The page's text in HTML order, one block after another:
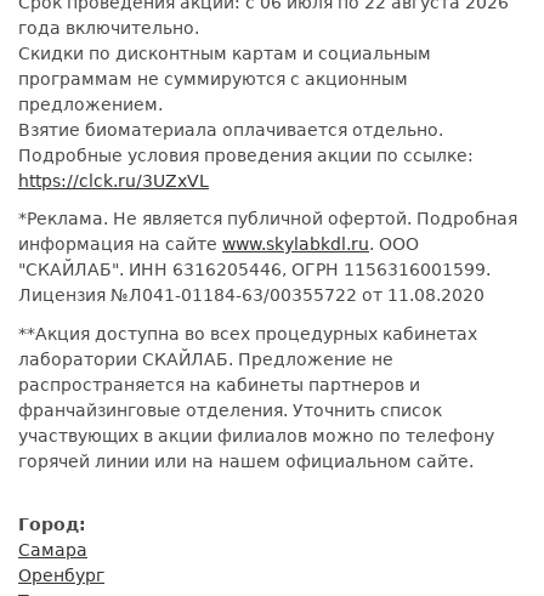
года включительно.
Скидки по дисконтным картам и социальным
программам не суммируются с акционным
предложением.
Взятие биоматериала оплачивается отдельно.
Подробные условия проведения акции по ссылке:
https://clck.ru/3UZxVL
*Реклама. Не является публичной офертой. Подробная
информация на сайте www.skylabkdl.ru. ООО
"СКАЙЛАБ". ИНН 6316205446, ОГРН 1156316001599.
Лицензия №Л041-01184-63/00355722 от 11.08.2020
**Акция доступна во всех процедурных кабинетах
лаборатории СКАЙЛАБ. Предложение не
распространяется на кабинеты партнеров и
франчайзинговые отделения. Уточнить список
участвующих в акции филиалов можно по телефону
горячей линии или на нашем официальном сайте.
Город:
Самара
Оренбург